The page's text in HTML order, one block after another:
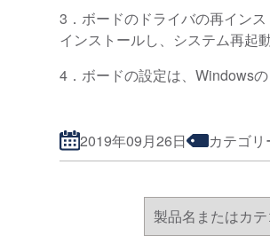
3．ボードのドライバの再イン
インストールし、システム再起
4．ボードの設定は、Windows
2019年09月26日 カテゴリ